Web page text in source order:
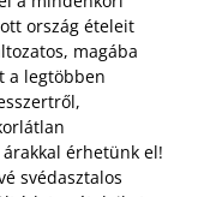
ország ételeit
magába
a legtöbben
érhetünk el!
svédasztalos